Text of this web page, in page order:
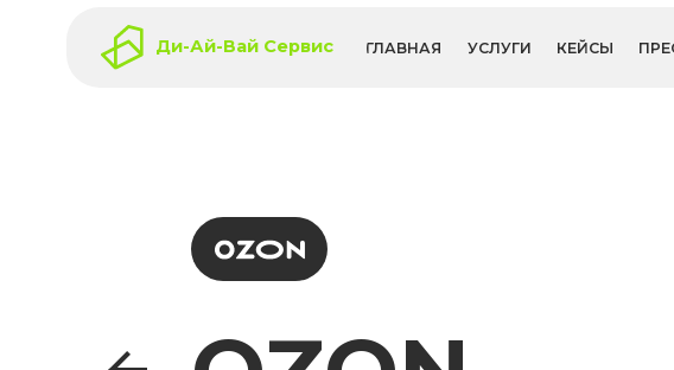
Ди-Ай-Вай Сервис ГЛАВНАЯ УСЛУГИ КЕЙСЫ ПРЕСС-ЦЕНТР
OZON